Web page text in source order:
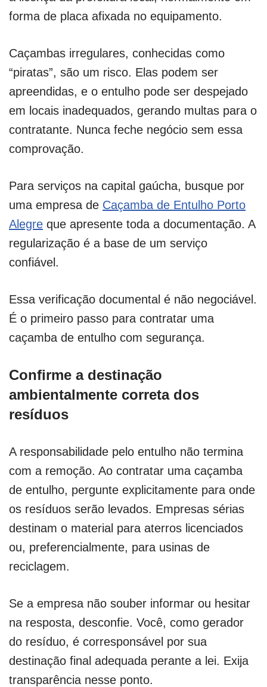
forma de placa afixada no equipamento.
Caçambas irregulares, conhecidas como
“piratas”, são um risco. Elas podem ser
apreendidas, e o entulho pode ser despejado
em locais inadequados, gerando multas para o
contratante. Nunca feche negócio sem essa
comprovação.
Para serviços na capital gaúcha, busque por
uma empresa de Caçamba de Entulho Porto
Alegre que apresente toda a documentação. A
regularização é a base de um serviço
confiável.
Essa verificação documental é não negociável.
É o primeiro passo para contratar uma
caçamba de entulho com segurança.
Confirme a destinação
ambientalmente correta dos
resíduos
A responsabilidade pelo entulho não termina
com a remoção. Ao contratar uma caçamba
de entulho, pergunte explicitamente para onde
os resíduos serão levados. Empresas sérias
destinam o material para aterros licenciados
ou, preferencialmente, para usinas de
reciclagem.
Se a empresa não souber informar ou hesitar
na resposta, desconfie. Você, como gerador
do resíduo, é corresponsável por sua
destinação final adequada perante a lei. Exija
transparência nesse ponto.